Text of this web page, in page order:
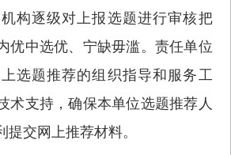
构逐级对上报选题进行审核把
优中选优、宁缺毋滥。责任单位
选题推荐的组织指导和服务工
术支持，确保本单位选题推荐人
提交网上推荐材料。